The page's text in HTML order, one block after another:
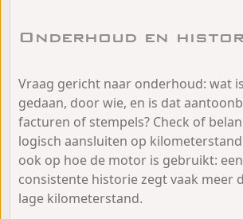
Onderhoud en
Vraag gericht naar onderhoud: wat
gedaan, door wie, en is dat
facturen of stempels? Check of
logisch aansluiten op
ook op hoe de motor is gebruikt:
consistente historie zegt vaak meer
lage kilometerstand.